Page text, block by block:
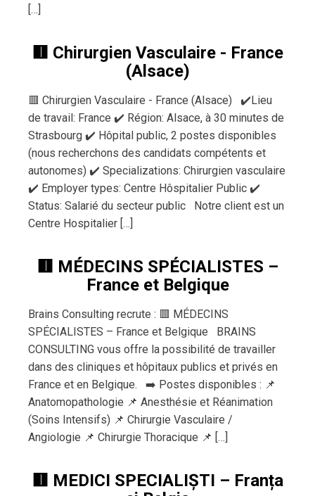
[…]
🟥 Chirurgien Vasculaire - France
(Alsace)
🟥 Chirurgien Vasculaire - France (Alsace) ✔️Lieu
de travail: France ✔️ Région: Alsace, à 30 minutes de
Strasbourg ✔️ Hôpital public, 2 postes disponibles
(nous recherchons des candidats compétents et
autonomes) ✔️ Specializations: Chirurgien vasculaire
✔️ Employer types: Centre Hôspitalier Public ✔️
Status: Salarié du secteur public Notre client est un
Centre Hospitalier […]
🟥 MÉDECINS SPÉCIALISTES –
France et Belgique
Brains Consulting recrute : 🟥 MÉDECINS
SPÉCIALISTES – France et Belgique BRAINS
CONSULTING vous offre la possibilité de travailler
dans des cliniques et hôpitaux publics et privés en
France et en Belgique. ➡️ Postes disponibles : 📌
Anatomopathologie 📌 Anesthésie et Réanimation
(Soins Intensifs) 📌 Chirurgie Vasculaire /
Angiologie 📌 Chirurgie Thoracique 📌 […]
🟥 MEDICI SPECIALIȘTI – Franța